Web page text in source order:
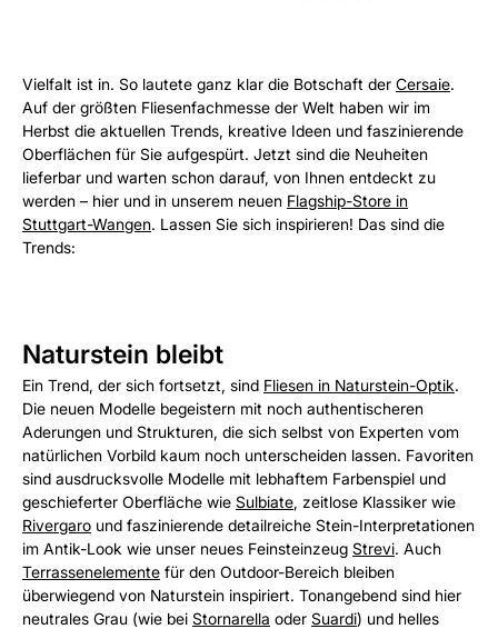
Vielfalt ist in. So lautete ganz klar die Botschaft der Cersaie.
Auf der größten Fliesenfachmesse der Welt haben wir im
Herbst die aktuellen Trends, kreative Ideen und faszinierende
Oberflächen für Sie aufgespürt. Jetzt sind die Neuheiten
lieferbar und warten schon darauf, von Ihnen entdeckt zu
werden – hier und in unserem neuen Flagship-Store in
Stuttgart-Wangen. Lassen Sie sich inspirieren! Das sind die
Trends:
Naturstein bleibt
Ein Trend, der sich fortsetzt, sind Fliesen in Naturstein-Optik.
Die neuen Modelle begeistern mit noch authentischeren
Aderungen und Strukturen, die sich selbst von Experten vom
natürlichen Vorbild kaum noch unterscheiden lassen. Favoriten
sind ausdrucksvolle Modelle mit lebhaftem Farbenspiel und
geschieferter Oberfläche wie Sulbiate, zeitlose Klassiker wie
Rivergaro und faszinierende detailreiche Stein-Interpretationen
im Antik-Look wie unser neues Feinsteinzeug Strevi. Auch
Terrassenelemente für den Outdoor-Bereich bleiben
überwiegend von Naturstein inspiriert. Tonangebend sind hier
neutrales Grau (wie bei Stornarella oder Suardi) und helles